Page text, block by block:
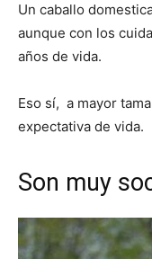
Un caballo
aunque con los
años de vida.
Eso sí, a mayor
expectativa de vida.
Son muy